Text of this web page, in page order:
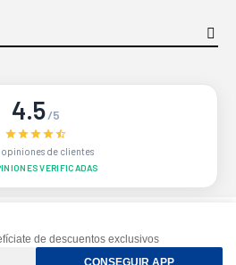
4.5/5
opiniones de clientes
VERIFICADAS
de descuentos exclusivos
CONSEGUIR APP